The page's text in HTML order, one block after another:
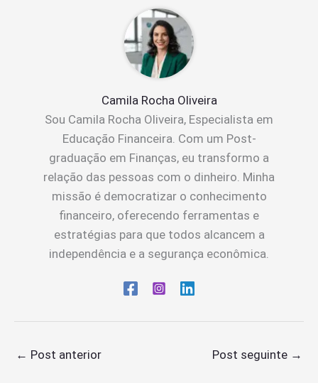
Camila Rocha Oliveira
Sou Camila Rocha Oliveira, Especialista em
Educação Financeira. Com um Post-
graduação em Finanças, eu transformo a
relação das pessoas com o dinheiro. Minha
missão é democratizar o conhecimento
financeiro, oferecendo ferramentas e
estratégias para que todos alcancem a
independência e a segurança econômica.
← Post anterior Post seguinte →